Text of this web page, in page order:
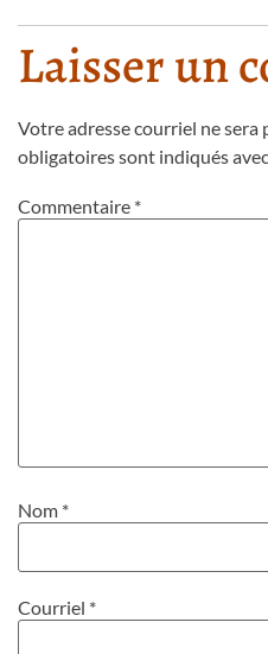
Laisser un
Votre adresse courriel ne sera
obligatoires sont indiqués avec
Commentaire *
Nom *
Courriel *